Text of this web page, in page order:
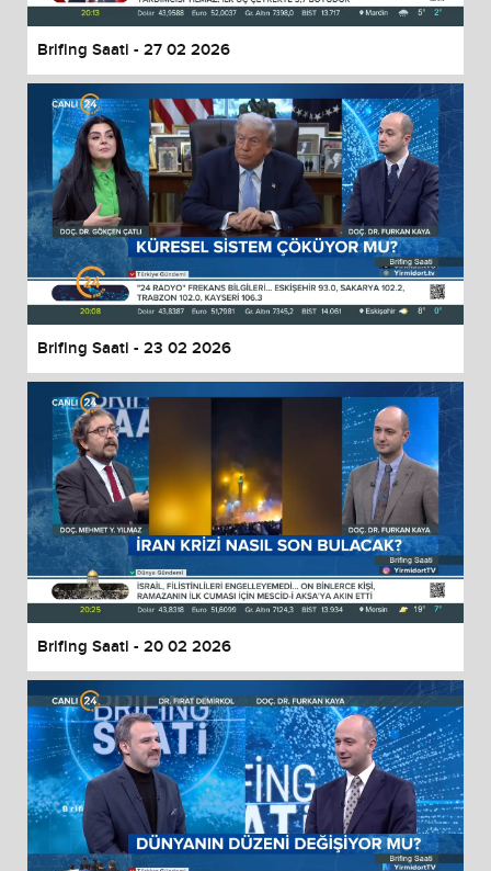
Brifing Saati - 27 02 2026
Brifing Saati - 23 02 2026
Brifing Saati - 20 02 2026